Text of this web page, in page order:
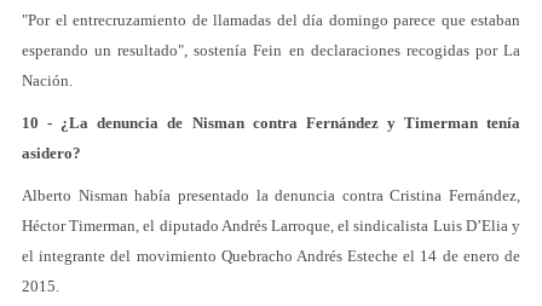
"Por el entrecruzamiento de llamadas del día domingo parece que estaban
esperando un resultado", sostenía Fein en declaraciones recogidas por La
Nación.
10 - ¿La denuncia de Nisman contra Fernández y Timerman tenía
asidero?
Alberto Nisman había presentado la denuncia contra Cristina Fernández,
Héctor Timerman, el diputado Andrés Larroque, el sindicalista Luis D’Elia y
el integrante del movimiento Quebracho Andrés Esteche el 14 de enero de
2015.